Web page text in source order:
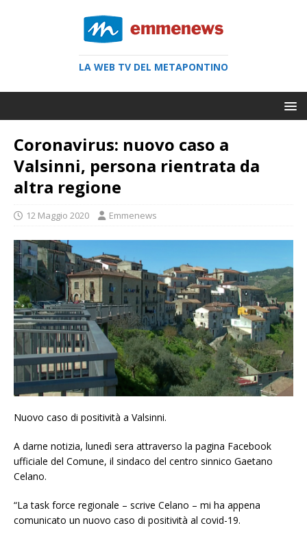
LA WEB TV DEL METAPONTINO
Coronavirus: nuovo caso a
Valsinni, persona rientrata da
altra regione
12 Maggio 2020 Emmenews
Nuovo caso di positività a Valsinni.
A darne notizia, lunedì sera attraverso la pagina Facebook
ufficiale del Comune, il sindaco del centro sinnico Gaetano
Celano.
“La task force regionale – scrive Celano – mi ha appena
comunicato un nuovo caso di positività al covid-19.